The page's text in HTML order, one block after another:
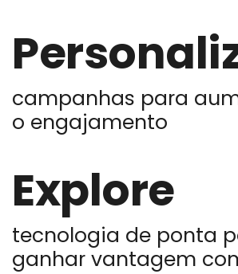
campanhas para
o engajamento
Explore
tecnologia de ponta
ganhar vantagem